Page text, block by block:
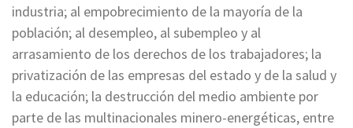
industria; al empobrecimiento de la mayoría de la
población; al desempleo, al subempleo y al
arrasamiento de los derechos de los trabajadores; la
privatización de las empresas del estado y de la salud y
la educación; la destrucción del medio ambiente por
parte de las multinacionales minero-energéticas, entre